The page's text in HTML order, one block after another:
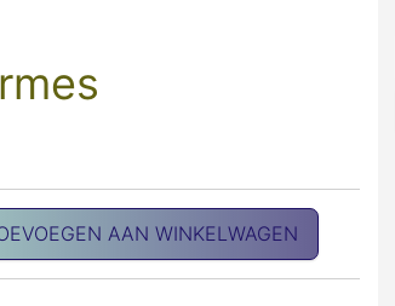
AAN WINKELWAGEN